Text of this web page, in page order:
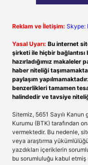
Reklam ve İletişim: Skype:
Yasal Uyarı: Bu internet
şirketi ile hiçbir bağlantısı
hazırladığımız makaleler
haber niteliği
paylaşım
benzerlikleri tamamen
halindedir ve tavsiye
Sitemiz, 5651 Sayılı
Kurumu (BTK) tarafından
vermektedir. Bu nedenle,
veya araştırma
yazdıkları içeriklerin
bu sorumluluğu kabul etmiş